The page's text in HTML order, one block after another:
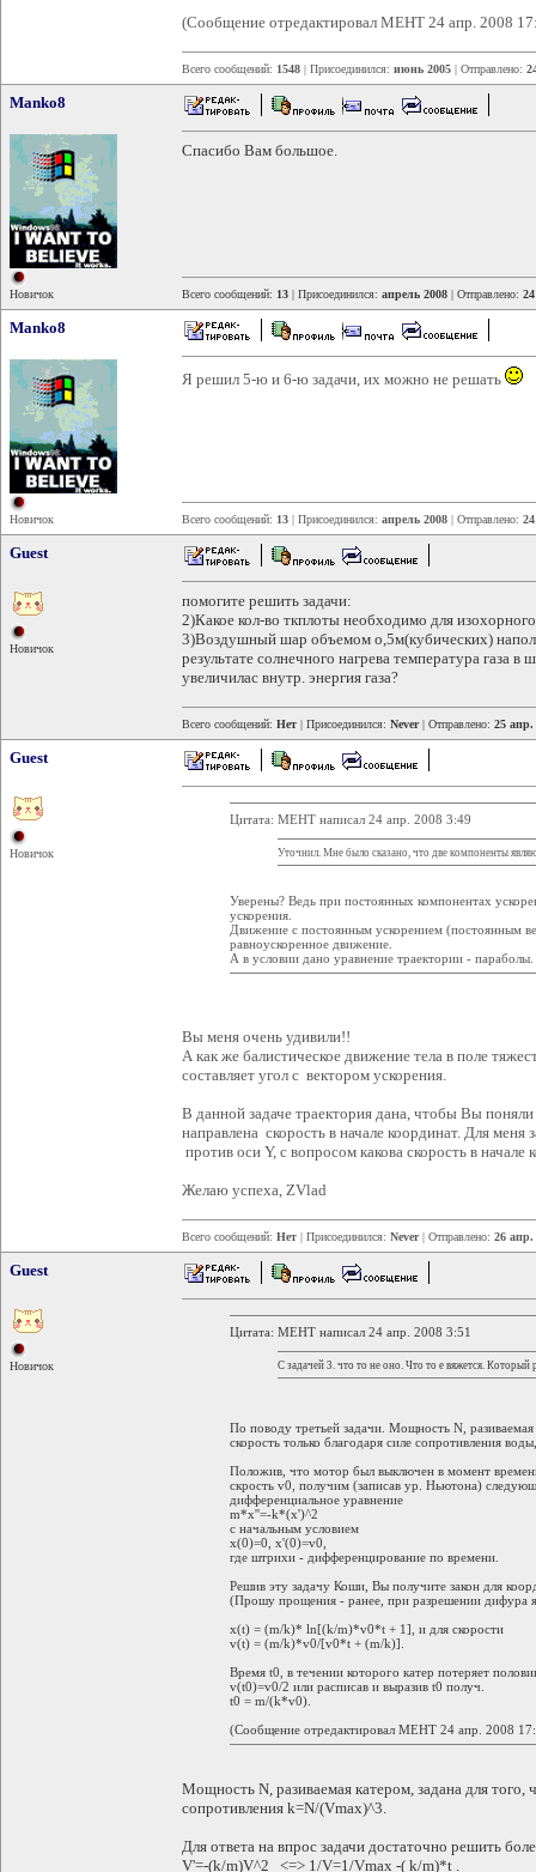
(Сообщение отредактировал MEHT 24 апр. 2008
Всего сообщений: 1548 | Присоединился: июнь 2005 | Отправлено:
Manko8
Новичок
Спасибо Вам большое.
Всего сообщений: 13 | Присоединился: апрель 2008 | Отправлено:
Manko8
Новичок
Я решил 5-ю и 6-ю задачи, их можно не решать
Всего сообщений: 13 | Присоединился: апрель 2008 | Отправлено:
Guest
Новичок
помогите решить задачи:
2)Какое кол-во ткплоты необходимо для
3)Воздушный шар объемом о,5м(кубических)
результате солнечного нагрева температура газа
увеличилас внутр. энергия газа?
Всего сообщений: Нет | Присоединился: Never| Отправлено: 25 апр.
Guest
Новичок
Цитата: MEHT написал 24 апр. 2008 3:49
Уточнил. Мне было сказано, что две компоненты
Уверены? Ведь при постоянных компонентах
ускорения.
Движение с постоянным ускорением (постоянным
равноускоренное движение.
А в условии дано уравнение траектории - параболы.
Вы меня очень удивили!!
А как же балистическое движение тела в поле
составляет угол с вектором ускорения.
В данной задаче траектория дана, чтобы Вы поняли
направлена скорость в начале координат. Для меня
против оси Y, c вопросом какова скорость в начале
Желаю успеха, ZVlad
Всего сообщений: Нет | Присоединился: Never| Отправлено: 26 апр.
Guest
Новичок
Цитата: MEHT написал 24 апр. 2008 3:51
С задачей 3. что то не оно. Что то е вяжется.
По поводу третьей задачи. Мощность N,
скорость только благодаря силе сопротивления
Положив, что мотор был выключен в момент
скрость v0, получим (записав ур. Ньютона)
дифференциальное уравнение
m*x''=-k*(x')^2
с начальным условием
x(0)=0, x'(0)=v0,
где штрихи - дифференцирование по времени.
Решив эту задачу Коши, Вы получите закон для
(Прошу прощения - ранее, при разрешении дифура
x(t) = (m/k)* ln[(k/m)*v0*t + 1], и для скорости
v(t) = (m/k)*v0/[v0*t + (m/k)].
Время t0, в течении которого катер потеряет
v(t0)=v0/2 или расписав и выразив t0 получ.
t0 = m/(k*v0).
(Сообщение отредактировал MEHT 24 апр. 2008
Мощность N, разиваемая катером, задана для
сопротивления k=N/(Vmax)^3.
Для ответа на впрос задачи достаточно решить
V'=-(k/m)V^2 <=> 1/V=1/Vmax -( k/m)*t .